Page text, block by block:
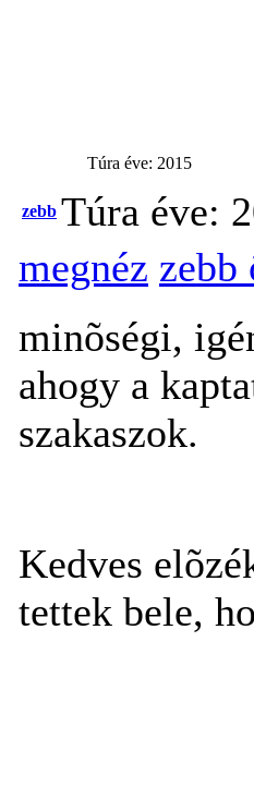
Túra éve: 2015
zebb Túra éve:
megnéz zebb
minõségi,
ahogy a
szakaszok.
Kedves
tettek bele,